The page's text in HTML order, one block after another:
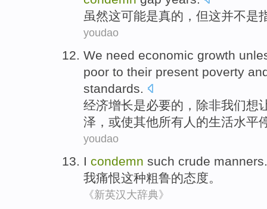
虽然这可能是真的 ，但这并不是
youdao
We need economic growth
poor to their present poverty
standards.
经济增长是必要的， 除非我们想
泽，或使其他所有人的生活水平
youdao
I condemn such crude manners
我痛恨这种粗鲁的态度 。
《新英汉大辞典》